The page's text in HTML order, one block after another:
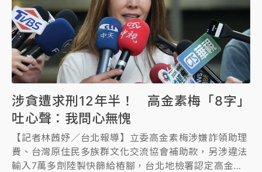
涉貪遭求刑12年半！ 高金素梅「8字」
吐心聲：我問心無愧
【記者林茜妤／台北報導】立委高金素梅涉嫌詐領助理
費、台灣原住民多族群文化交流協會補助款，另涉違法
輸入7萬多劑陸製快篩給樁腳，台北地檢署認定高金素